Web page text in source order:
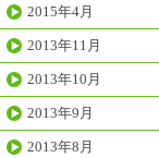
2015年4月
2013年11月
2013年10月
2013年9月
2013年8月